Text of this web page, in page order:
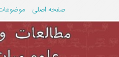
صفحه اصلی